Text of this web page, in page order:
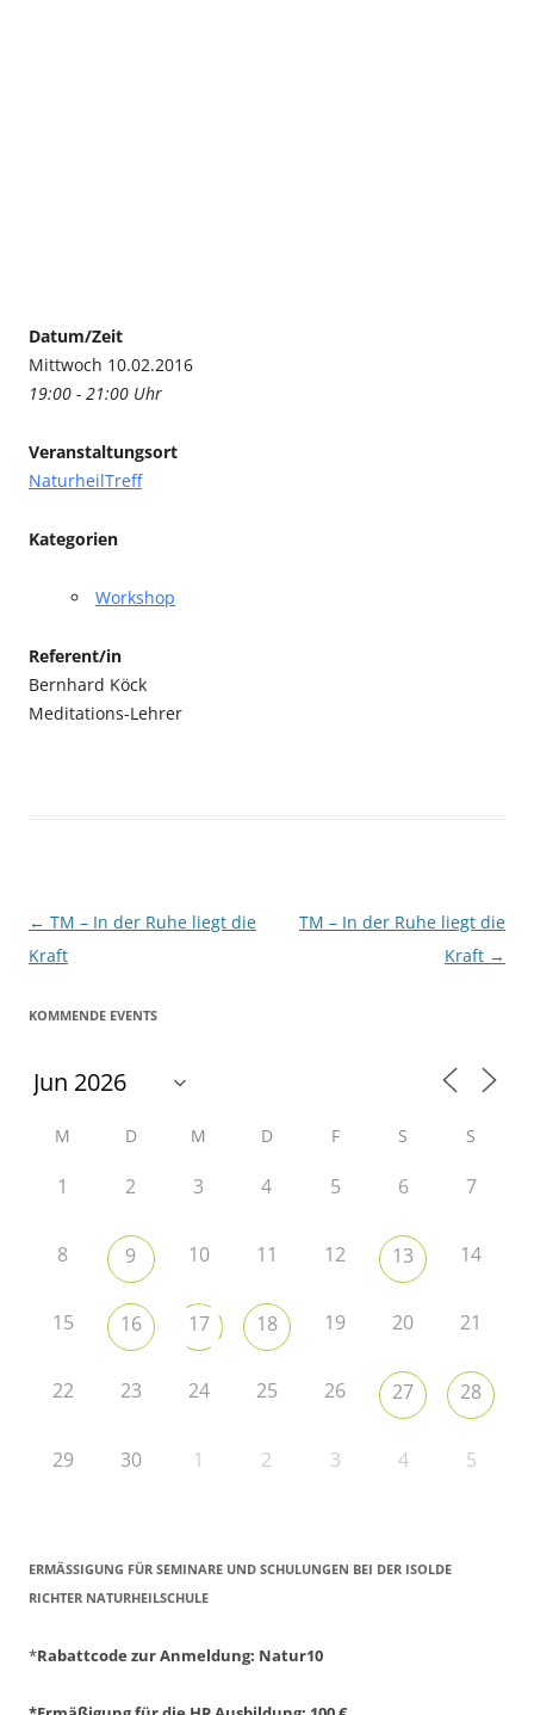
Datum/Zeit
Mittwoch 10.02.2016
19:00 - 21:00 Uhr
Veranstaltungsort
NaturheilTreff
Kategorien
Workshop
Referent/in
Bernhard Köck
Meditations-Lehrer
Beitragsnavigation
← TM – In der Ruhe liegt die
Kraft
TM – In der Ruhe liegt die
Kraft →
KOMMENDE EVENTS
M D M D F S S
1 2 3 4 5 6 7
8 9 10 11 12 13 14
15 16 17 18 19 20 21
22 23 24 25 26 27 28
29 30 1 2 3 4 5
ERMÄSSIGUNG FÜR SEMINARE UND SCHULUNGEN BEI DER ISOLDE R
ICHTER NATURHEILSCHULE
*Rabattcode zur Anmeldung: Natur10